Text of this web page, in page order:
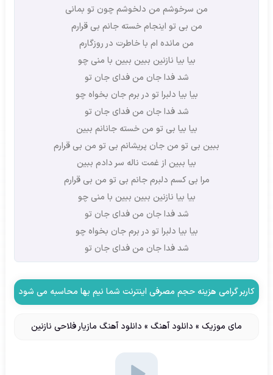
من سرخوشم من دلخوشم چون تو بمانی
من بی تو اینجام خسته جانم بی قرارم
من مانده ام با خاطرت در روزگارم
بیا بیا نازنین ببین ببین با منی چو
شد فدا جان من فدای جان تو
بیا بیا دلبرا تو در برم جان بخواه چو
شد فدا جان من فدای جان تو
بیا بیا بی تو من خسته جانانم ببین
ببین بی تو من جان پریشانم بی تو من بی قرارم
بیا ببین از غمت ناله سر دادم ببین
مرا بی کسم دلبرم جانم بی تو من بی قرارم
بیا بیا نازنین ببین ببین با منی چو
شد فدا جان من فدای جان تو
بیا بیا دلبرا تو در برم جان بخواه چو
شد فدا جان من فدای جان تو
کاربر گرامی هزینه حجم مصرفی اینترنت شما نیم بها محاسبه می شود
مای موزیک» دانلود آهنگ» دانلود آهنگ مازیار فلاحی نازنین